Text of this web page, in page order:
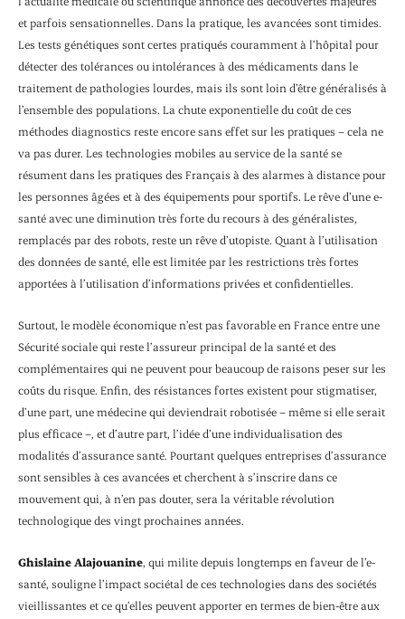
et parfois sensationnelles. Dans la pratique, les avancées sont timides.
Les tests génétiques sont certes pratiqués couramment à l’hôpital pour
détecter des tolérances ou intolérances à des médicaments dans le
traitement de pathologies lourdes, mais ils sont loin d’être généralisés à
l’ensemble des populations. La chute exponentielle du coût de ces
méthodes diagnostics reste encore sans effet sur les pratiques – cela ne
va pas durer. Les technologies mobiles au service de la santé se
résument dans les pratiques des Français à des alarmes à distance pour
les personnes âgées et à des équipements pour sportifs. Le rêve d’une e-
santé avec une diminution très forte du recours à des généralistes,
remplacés par des robots, reste un rêve d’utopiste. Quant à l’utilisation
des données de santé, elle est limitée par les restrictions très fortes
apportées à l’utilisation d’informations privées et confidentielles.
Surtout, le modèle économique n’est pas favorable en France entre une
Sécurité sociale qui reste l’assureur principal de la santé et des
complémentaires qui ne peuvent pour beaucoup de raisons peser sur les
coûts du risque. Enfin, des résistances fortes existent pour stigmatiser,
d’une part, une médecine qui deviendrait robotisée – même si elle serait
plus efficace –, et d’autre part, l’idée d’une individualisation des
modalités d’assurance santé. Pourtant quelques entreprises d’assurance
sont sensibles à ces avancées et cherchent à s’inscrire dans ce
mouvement qui, à n’en pas douter, sera la véritable révolution
technologique des vingt prochaines années.
Ghislaine Alajouanine, qui milite depuis longtemps en faveur de l’e-
santé, souligne l’impact sociétal de ces technologies dans des sociétés
vieillissantes et ce qu’elles peuvent apporter en termes de bien-être aux